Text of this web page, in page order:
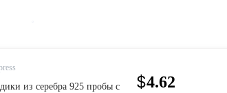
из серебра 925 пробы с
$4.62